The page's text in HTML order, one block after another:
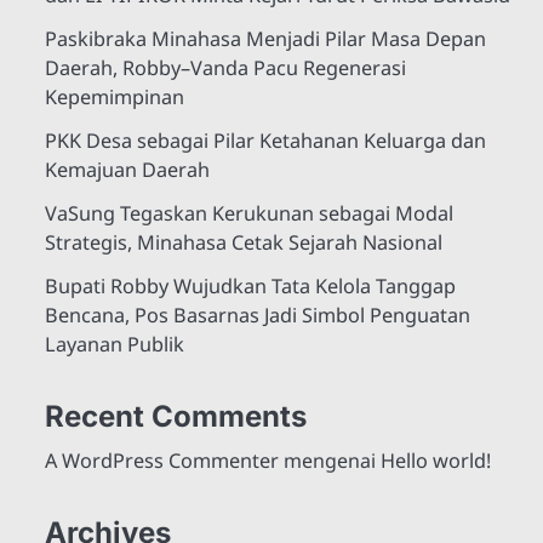
Paskibraka Minahasa Menjadi Pilar Masa Depan
Daerah, Robby–Vanda Pacu Regenerasi
Kepemimpinan
PKK Desa sebagai Pilar Ketahanan Keluarga dan
Kemajuan Daerah
VaSung Tegaskan Kerukunan sebagai Modal
Strategis, Minahasa Cetak Sejarah Nasional
Bupati Robby Wujudkan Tata Kelola Tanggap
Bencana, Pos Basarnas Jadi Simbol Penguatan
Layanan Publik
Recent Comments
A WordPress Commentermengenai Hello world!
Archives